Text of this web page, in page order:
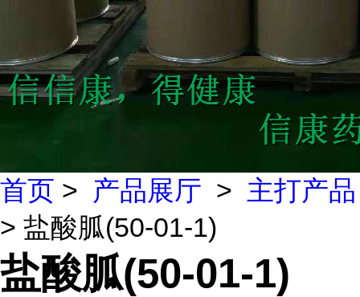
首页 > 产品展厅 > 主打产品
> 盐酸胍(50-01-1)
盐酸胍(50-01-1)